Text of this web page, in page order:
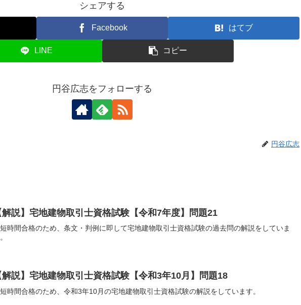
シェアする
Facebook はてブ
LINE コピー
円谷広志をフォローする
円谷広志
解説】宅地建物取引士資格試験【令和7年度】問題21
時間合格のため、条文・判例に即して宅地建物取引士資格試験の過去問の解説をしていま
解説】宅地建物取引士資格試験【令和3年10月】問題18
時間合格のため、令和3年10月の宅地建物取引士資格試験の解説をしています。